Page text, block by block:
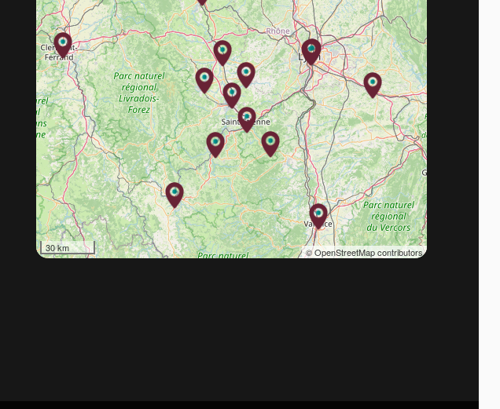
30 km © OpenStreetMap contributors